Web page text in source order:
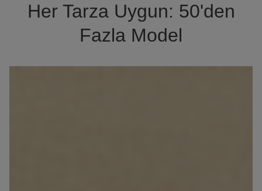
Her Tarza Uygun: 50'den
Fazla Model